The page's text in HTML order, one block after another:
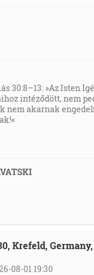
30:8–13: »Az Isten
intéződött, nem
nem akarnak
Krefeld,
08-01 19:30